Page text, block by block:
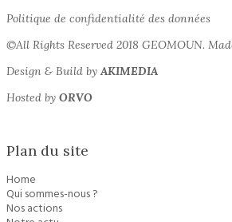
Politique de confidentialité des données
©All Rights Reserved 2018 GEOMOUN.
Design & Build by AKIMEDIA
Hosted by ORVO
Plan du site
Home
Qui sommes-nous ?
Nos actions